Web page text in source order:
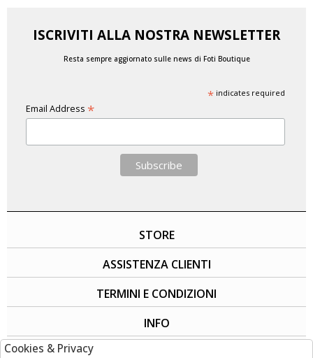
ISCRIVITI ALLA NOSTRA NEWSLETTER
Resta sempre aggiornato sulle news di Foti Boutique
*indicates required
Email Address *
STORE
ASSISTENZA CLIENTI
TERMINI E CONDIZIONI
INFO
Cookies & Privacy